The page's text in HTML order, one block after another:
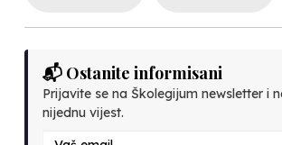
📬 Ostanite informisani
Prijavite se na Školegijum newsletter i
nijednu vijest.